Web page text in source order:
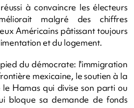
à convaincre les électeurs
malgré des chiffres
Américains pâtissant toujours
et du logement.
du démocrate: l'immigration
mexicaine, le soutien à la
Hamas qui divise son parti ou
bloque sa demande de fonds